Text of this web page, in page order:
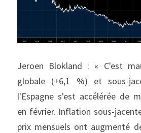
Jeroen Blokland : « C'est
globale (+6,1 %) et sous-
l'Espagne s'est accélérée de
en février. Inflation sous-
prix mensuels ont augmenté